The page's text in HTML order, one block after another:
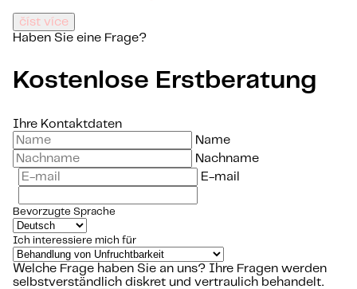
číst více
Haben Sie eine Frage?
Kostenlose Erstberatung
Ihre Kontaktdaten
Name
Nachname
E-mail
Bevorzugte Sprache
Ich interessiere mich für
Welche Frage haben Sie an uns?
Ihre Fragen werden
selbstverständlich diskret und vertraulich behandelt.